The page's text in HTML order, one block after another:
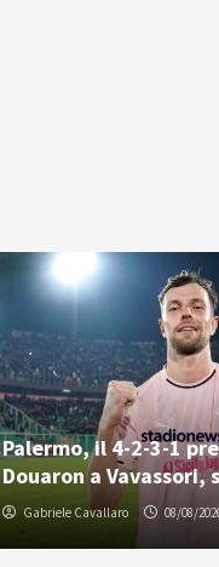
Palermo, il 4-2-3-1
Douaron a Vavassori,
Gabriele Cavallaro 08/08/